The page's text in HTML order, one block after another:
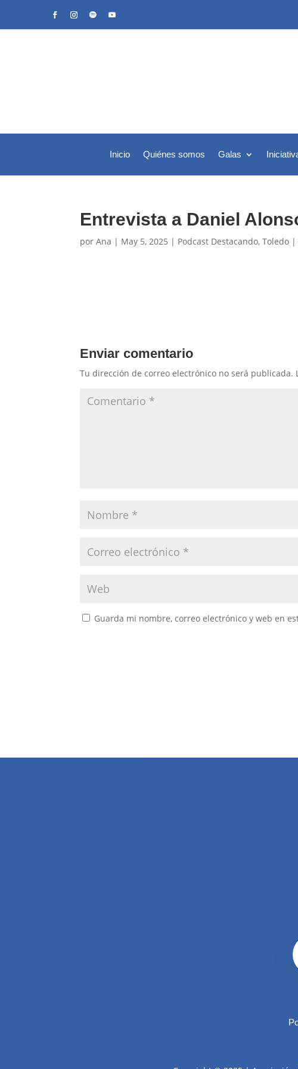
Inicio Quiénes somos Galas
Entrevista a Daniel
porAna | May 5, 2025 | Podcast Destacando,Toledo
Enviar comentario
Tu dirección de correo electrónico no será publicada.
Guarda mi nombre, correo electrónico y web en